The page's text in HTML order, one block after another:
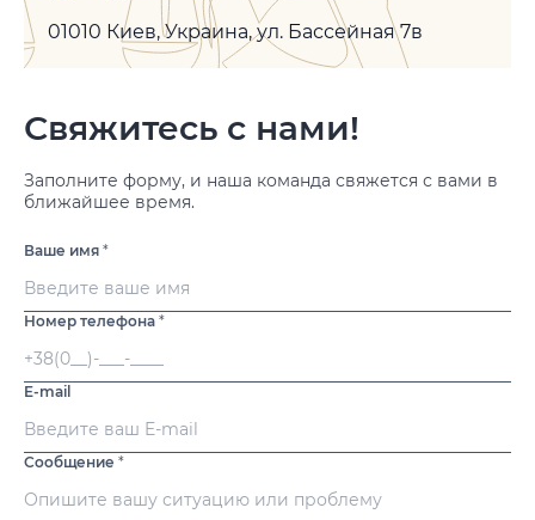
01010 Киев, Украина, ул. Бассейная 7в
Свяжитесь с нами!
Заполните форму, и наша команда свяжется с вами в
ближайшее время.
Ваше имя *
Номер телефона *
E-mail
Сообщение *